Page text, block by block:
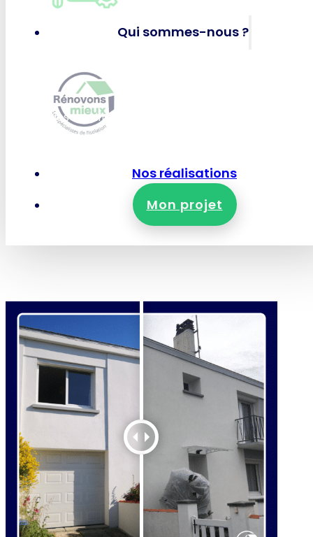
Qui sommes-nous ?
Nos certifications et garanties
Nos réalisations
Mon projet